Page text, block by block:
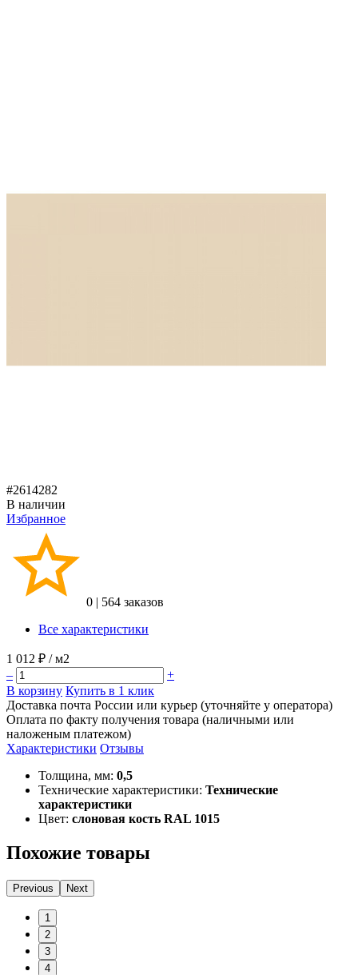
#2614282
В наличии
Избранное
0 | 564 заказов
Все характеристики
1 012 ₽ / м2
–
+
В корзину Купить в 1 клик
Доставка почта России или курьер (уточняйте у оператора)
Оплата по факту получения товара (наличными или
наложеным платежом)
Характеристики Отзывы
Толщина, мм: 0,5
Технические характеристики: Технические
характеристики
Цвет: слоновая кость RAL 1015
Похожие товары
Previous Next
1
2
3
4